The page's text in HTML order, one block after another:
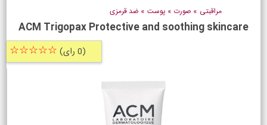
مراقبتی » صورت » پوست » ضد قرمزی
ACM Trigopax Protective and soothing skincare
(0 رای) ☆☆☆☆☆